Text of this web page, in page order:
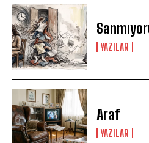
YAZILAR
Araf
YAZILAR